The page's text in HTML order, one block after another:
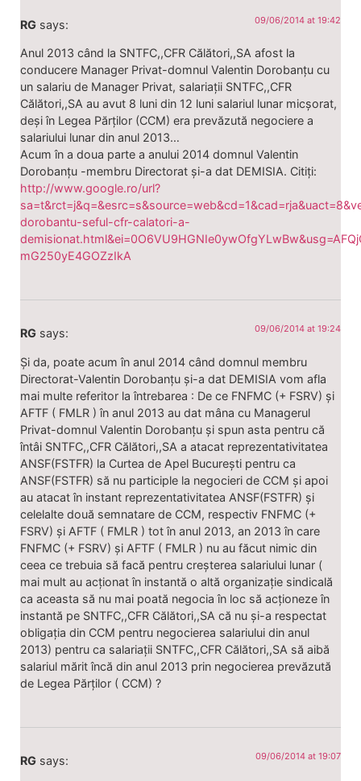
RG says: 09/06/2014 at 19:42
Anul 2013 când la SNTFC,,CFR Călători,,SA afost la
conducere Manager Privat-domnul Valentin Dorobanțu cu
un salariu de Manager Privat, salariații SNTFC,,CFR
Călători,,SA au avut 8 luni din 12 luni salariul lunar micșorat,
deși în Legea Părților (CCM) era prevăzută negociere a
salariului lunar din anul 2013…
Acum în a doua parte a anului 2014 domnul Valentin
Dorobanțu -membru Directorat și-a dat DEMISIA. Citiți:
http://www.google.ro/url?
dorobantu-seful-cfr-calatori-a-
mG250yE4GOZzIkA
RG says: 09/06/2014 at 19:24
Și da, poate acum în anul 2014 când domnul membru
Directorat-Valentin Dorobanțu și-a dat DEMISIA vom afla
mai multe referitor la întrebarea : De ce FNFMC (+ FSRV) și
AFTF ( FMLR ) în anul 2013 au dat mâna cu Managerul
Privat-domnul Valentin Dorobanțu și spun asta pentru că
întâi SNTFC,,CFR Călători,,SA a atacat reprezentativitatea
ANSF(FSTFR) la Curtea de Apel București pentru ca
ANSF(FSTFR) să nu participle la negocieri de CCM și apoi
au atacat în instant reprezentativitatea ANSF(FSTFR) și
celelalte două semnatare de CCM, respectiv FNFMC (+
FSRV) și AFTF ( FMLR ) tot în anul 2013, an 2013 în care
FNFMC (+ FSRV) și AFTF ( FMLR ) nu au făcut nimic din
ceea ce trebuia să facă pentru creșterea salariului lunar (
mai mult au acționat în instantă o altă organizație sindicală
ca aceasta să nu mai poată negocia în loc să acționeze în
instantă pe SNTFC,,CFR Călători,,SA că nu și-a respectat
obligația din CCM pentru negocierea salariului din anul
2013) pentru ca salariații SNTFC,,CFR Călători,,SA să aibă
salariul mărit încă din anul 2013 prin negocierea prevăzută
de Legea Părților ( CCM) ?
RG says: 09/06/2014 at 19:07